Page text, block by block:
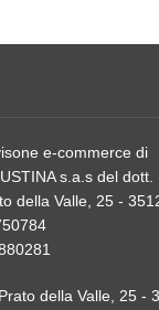
e-commerce di
s.a.s del
della Valle, 25 -
della Valle, 25 -